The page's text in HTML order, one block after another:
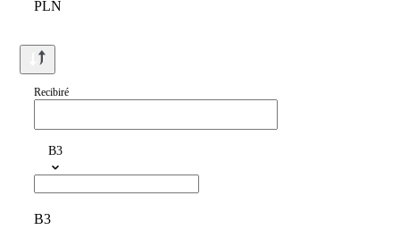
PLN
Recibiré
B3
B3